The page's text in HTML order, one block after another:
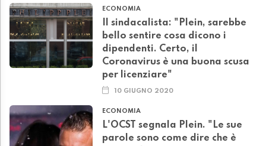
ECONOMIA
Il sindacalista: "Plein, sarebbe
bello sentire cosa dicono i
dipendenti. Certo, il
Coronavirus è una buona scusa
per licenziare"
10 GIUGNO 2020
ECONOMIA
L'OCST segnala Plein. "Le sue
parole sono come dire che è